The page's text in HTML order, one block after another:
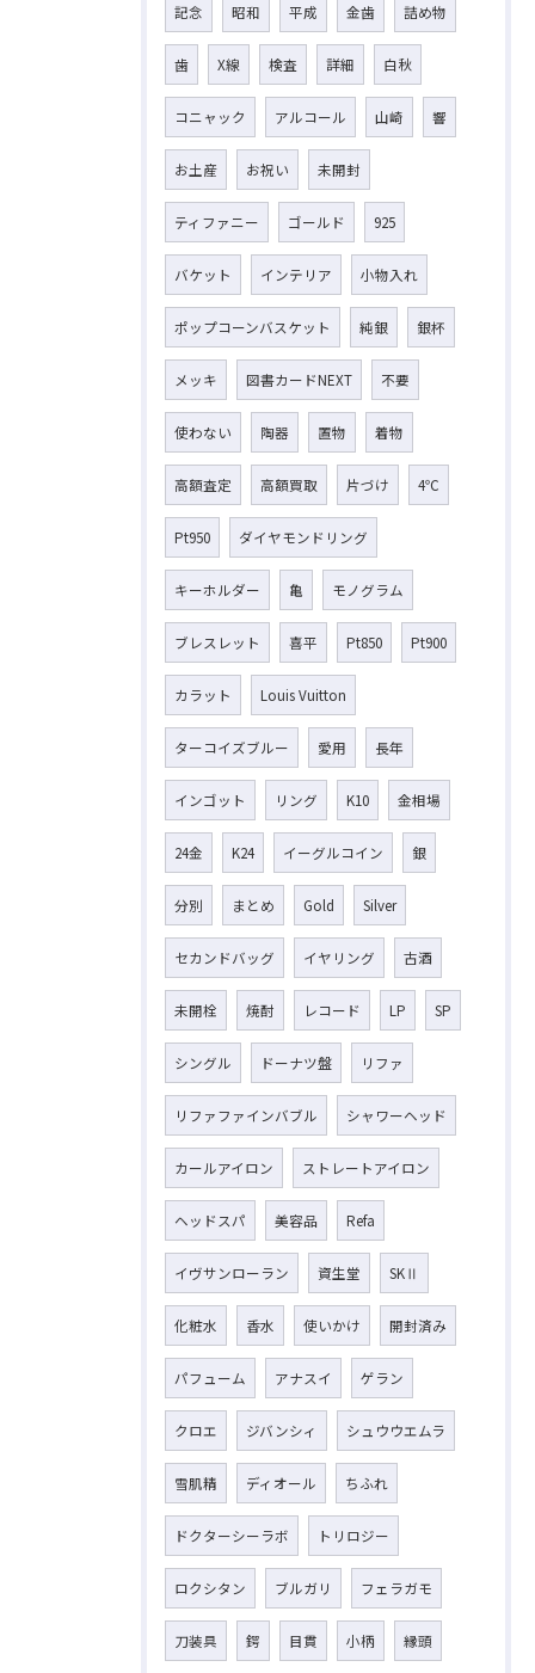
記念 昭和 平成 金歯 詰め物
歯 X線 検査 詳細 白秋
コニャック アルコール 山崎 響
お土産 お祝い 未開封
ティファニー ゴールド 925
バケット インテリア 小物入れ
ポップコーンバスケット 純銀 銀杯
メッキ 図書カードNEXT 不要
使わない 陶器 置物 着物
高額査定 高額買取 片づけ 4℃
Pt950 ダイヤモンドリング
キーホルダー 亀 モノグラム
ブレスレット 喜平 Pt850 Pt900
カラット Louis Vuitton
ターコイズブルー 愛用 長年
インゴット リング K10 金相場
24金 K24 イーグルコイン 銀
分別 まとめ Gold Silver
セカンドバッグ イヤリング 古酒
未開栓 焼酎 レコード LP SP
シングル ドーナツ盤 リファ
リファファインバブル シャワーヘッド
カールアイロン ストレートアイロン
ヘッドスパ 美容品 Refa
イヴサンローラン 資生堂 SKⅡ
化粧水 香水 使いかけ 開封済み
パフューム アナスイ ゲラン
クロエ ジバンシィ シュウウエムラ
雪肌精 ディオール ちふれ
ドクターシーラボ トリロジー
ロクシタン ブルガリ フェラガモ
刀装具 鍔 目貫 小柄 縁頭